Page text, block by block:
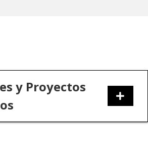
y Proyectos